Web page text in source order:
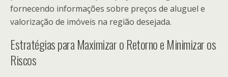
fornecendo informações sobre preços de aluguel e
valorização de imóveis na região desejada.
Estratégias para Maximizar o Retorno e Minimizar os
Riscos